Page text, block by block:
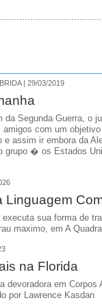
| 29/03/2019
da Segunda Guerra, o
amigos com um
e assim ir embora da
grupo � os Estados
Linguagem
sua forma de
maximo, em A
na Florida
devoradora em
por Lawrence Kasdan